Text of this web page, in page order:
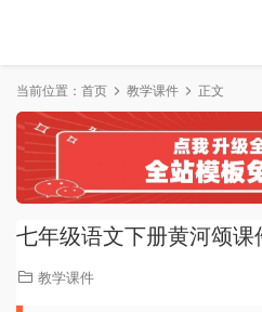
当前位置： 首页 教学课件 正文
七年级语文下册黄河颂课
教学课件